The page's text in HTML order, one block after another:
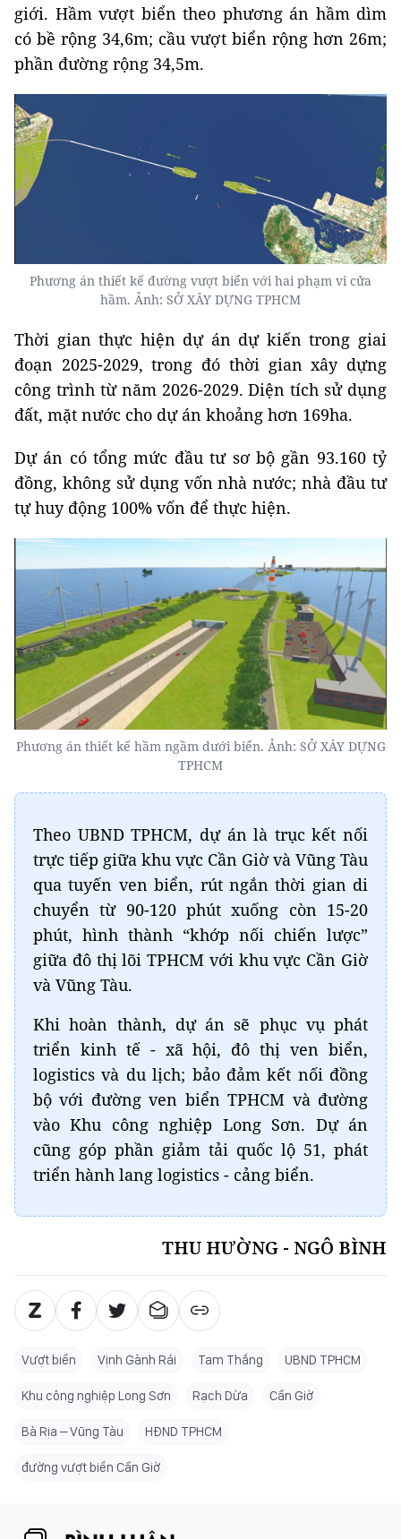
giới. Hầm vượt biển theo phương án hầm dìm
có bề rộng 34,6m; cầu vượt biển rộng hơn 26m;
phần đường rộng 34,5m.
Phương án thiết kế đường vượt biển với hai phạm vi cửa
hầm. Ảnh: SỞ XÂY DỰNG TPHCM
Thời gian thực hiện dự án dự kiến trong giai
đoạn 2025-2029, trong đó thời gian xây dựng
công trình từ năm 2026-2029. Diện tích sử dụng
đất, mặt nước cho dự án khoảng hơn 169ha.
Dự án có tổng mức đầu tư sơ bộ gần 93.160 tỷ
đồng, không sử dụng vốn nhà nước; nhà đầu tư
tự huy động 100% vốn để thực hiện.
Phương án thiết kế hầm ngầm dưới biển. Ảnh: SỞ XÂY DỰNG
TPHCM
Theo UBND TPHCM, dự án là trục kết nối
trực tiếp giữa khu vực Cần Giờ và Vũng Tàu
qua tuyến ven biển, rút ngắn thời gian di
chuyển từ 90-120 phút xuống còn 15-20
phút, hình thành “khớp nối chiến lược”
giữa đô thị lõi TPHCM với khu vực Cần Giờ
và Vũng Tàu.
Khi hoàn thành, dự án sẽ phục vụ phát
triển kinh tế - xã hội, đô thị ven biển,
logistics và du lịch; bảo đảm kết nối đồng
bộ với đường ven biển TPHCM và đường
vào Khu công nghiệp Long Sơn. Dự án
cũng góp phần giảm tải quốc lộ 51, phát
triển hành lang logistics - cảng biển.
THU HƯỜNG - NGÔ BÌNH
Vượt biển Vịnh Gành Rái Tam Thắng UBND TPHCM
Khu công nghiệp Long Sơn Rạch Dừa Cần Giờ
Bà Rịa – Vũng Tàu HĐND TPHCM
đường vượt biển Cần Giờ